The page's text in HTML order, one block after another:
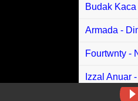
Budak
Armada -
Fourtwnty -
Izzal Anuar